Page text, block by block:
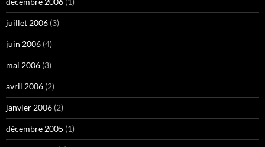
juillet 2006 (3)
juin 2006 (4)
mai 2006 (3)
avril 2006 (2)
janvier 2006 (2)
décembre 2005 (1)